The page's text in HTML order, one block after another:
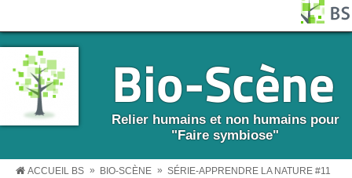
Bio-Scène
Relier humains et non humains pour
"Faire symbiose"
BS MENU
ACCUEIL BS » BIO-SCÈNE » SÉRIE-APPRENDRE LA NATURE #11